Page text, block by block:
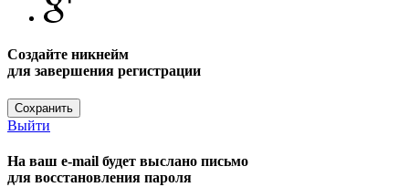
Создайте никнейм
для завершения регистрации
Сохранить
Выйти
На ваш e-mail будет выслано письмо
для восстановления пароля